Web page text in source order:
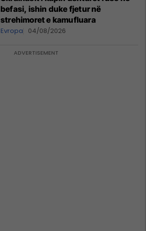
befasi, ishin duke fjetur në
strehimoret e kamufluara
Evropa 04/08/2026